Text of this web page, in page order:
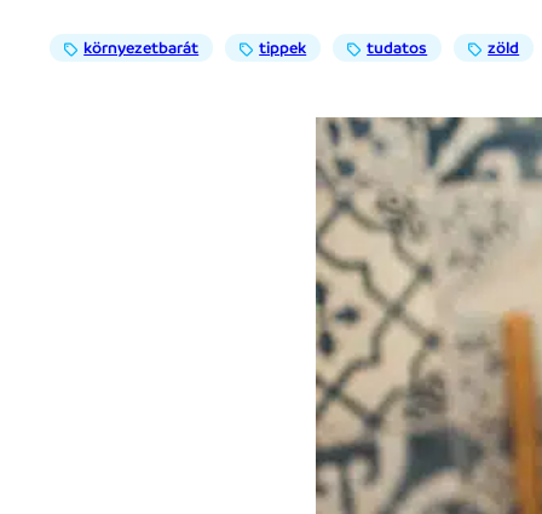
környezetbarát tippek tudatos zöld